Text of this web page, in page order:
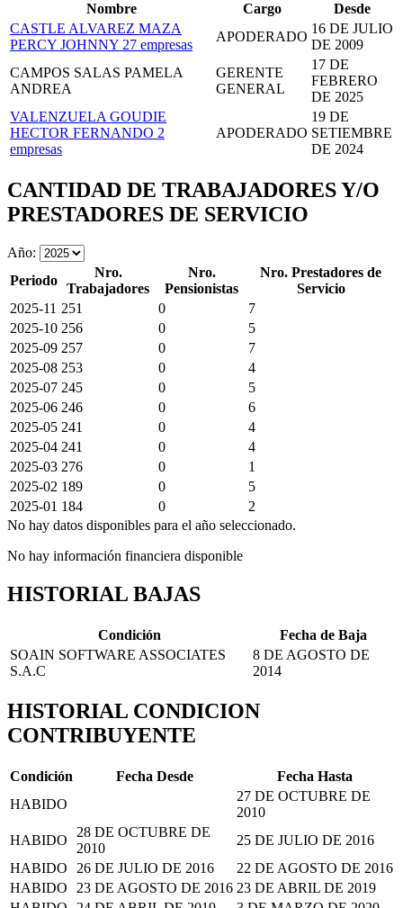
Nombre Cargo
Desde
CASTLE ALVAREZ MAZA
PERCY JOHNNY 27 empresas
APODERADO
16 DE JULIO
DE 2009
CAMPOS SALAS PAMELA
ANDREA
GERENTE
GENERAL
17 DE
FEBRERO
DE 2025
VALENZUELA GOUDIE
HECTOR FERNANDO 2
empresas
APODERADO
19 DE
SETIEMBRE
DE 2024
CANTIDAD DE TRABAJADORES Y/O
PRESTADORES DE SERVICIO
Año:
Periodo
Nro.
Trabajadores
Nro.
Pensionistas
Nro. Prestadores de
Servicio
2025-11 251 0
7
2025-10 256 0
5
2025-09 257 0
7
2025-08 253 0
4
2025-07 245 0
5
2025-06 246 0
6
2025-05 241 0
4
2025-04 241 0
4
2025-03 276 0
1
2025-02 189 0
5
2025-01 184 0
2
No hay datos disponibles para el año seleccionado.
No hay información financiera disponible
HISTORIAL BAJAS
Condición
Fecha de Baja
SOAIN SOFTWARE ASSOCIATES
S.A.C
8 DE AGOSTO DE
2014
HISTORIAL CONDICION
CONTRIBUYENTE
Condición Fecha Desde
Fecha Hasta
HABIDO
27 DE OCTUBRE DE
2010
HABIDO
28 DE OCTUBRE DE
2010
25 DE JULIO DE 2016
HABIDO
26 DE JULIO DE 2016
22 DE AGOSTO DE 2016
HABIDO
23 DE AGOSTO DE 2016 23 DE ABRIL DE 2019